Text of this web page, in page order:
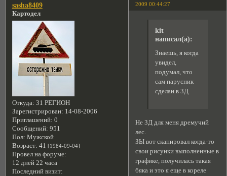
2009 00:44:27
sasha8409
Картодел
Откуда: 31 РЕГИОН
Зарегистрирован: 14-08-2006
Приглашений: 0
Сообщений: 951
Пол: Мужской
Возраст: 41 [1984-09-04]
Провел на форуме:
12 дней 22 часа
Последний визит:
kit
написал(а):
Знаешь, я когда
увидел,
подумал, что
сам парусник
сделан в 3Д
Не 3Д для меня дремучий
лес.
ЗЫ вот сканировал когда-то
свои рисунки выполненные в
графике, получилась такая
бяка и это я еще в кореле